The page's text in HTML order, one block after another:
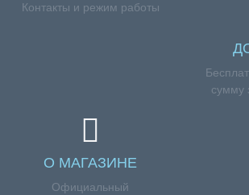
Контакты и режим работы
сумму
О МАГАЗИНЕ
Официальный